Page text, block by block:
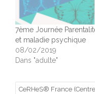
7ème Journée
et maladie psychique
08/02/2019
Dans "adulte"
CeRHeS® France